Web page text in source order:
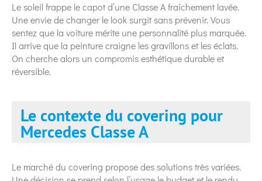
Le soleil frappe le capot d’une Classe A fraîchement lavée.
Une envie de changer le look surgit sans prévenir. Vous
sentez que la voiture mérite une personnalité plus marquée.
Il arrive que la peinture craigne les gravillons et les éclats.
On cherche alors un compromis esthétique durable et
réversible.
Le contexte du covering pour
Mercedes Classe A
Le marché du covering propose des solutions très variées.